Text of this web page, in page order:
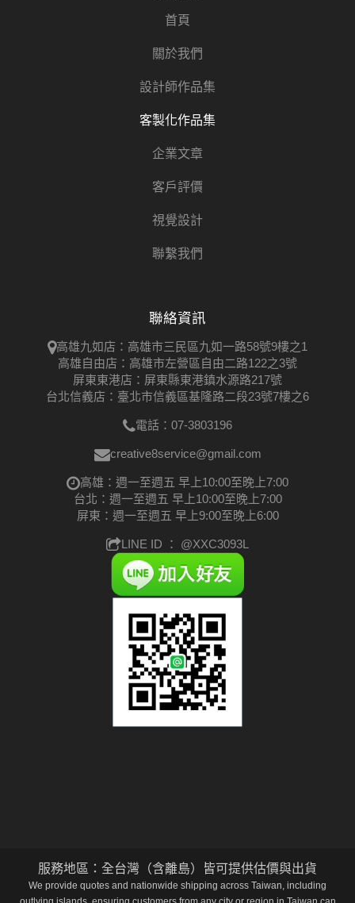
首頁
關於我們
設計師作品集
客製化作品集
企業文章
客戶評價
視覺設計
聯繫我們
聯絡資訊
高雄九如店：高雄市三民區九如一路58號9樓之1
高雄自由店：高雄市左營區自由二路122之3號
屏東東港店：屏東縣東港鎮水源路217號
台北信義店：臺北市信義區基隆路二段23號7樓之6
電話：07-3803196
creative8service@gmail.com
高雄：週一至週五 早上10:00至晚上7:00
台北：週一至週五 早上10:00至晚上7:00
屏東：週一至週五 早上9:00至晚上6:00
LINE ID ： @XXC3093L
服務地區：全台灣（含離島）皆可提供估價與出貨
We provide quotes and nationwide shipping across Taiwan, including